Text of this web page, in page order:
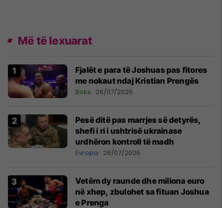
Më të lexuarat
Fjalët e para të Joshuas pas fitores
me nokaut ndaj Kristian Prengës
Boks 26/07/2026
Pesë ditë pas marrjes së detyrës,
shefi i ri i ushtrisë ukrainase
urdhëron kontroll të madh
Evropa 26/07/2026
Vetëm dy raunde dhe miliona euro
në xhep, zbulohet sa fituan Joshua
e Prenga